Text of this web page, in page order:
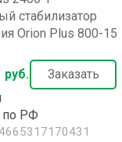
стабилизатор
Orion Plus 800-15
руб.
Заказать
по РФ
4665317170431